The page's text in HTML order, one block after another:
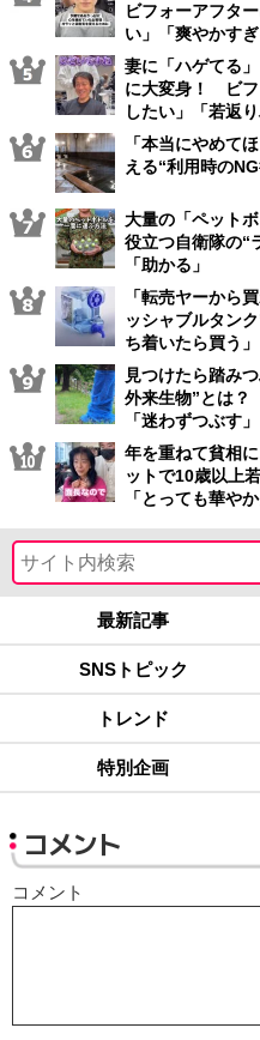
ビフォーアフタ
い」「爽やかす
妻に「ハゲてる
に大変身！ ビフ
したい」「若返
「本当にやめて
える“利用時の
大量の「ペット
役立つ自衛隊の“
「助かる」
「転売ヤーから
ッシャブルタン
ち着いたら買う」
見つけたら踏み
外来生物”とは？
「迷わずつぶす」
年を重ねて貧相
ットで10歳以上
「とっても華やか
最新記事
SNSトピック
トレンド
特別企画
コメント
コメント